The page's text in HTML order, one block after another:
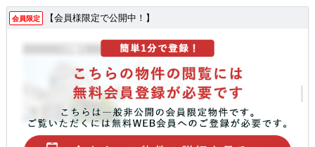
会員限定 【会員様限定で公開中！】